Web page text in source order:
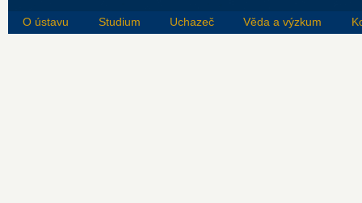
O ústavu Studium Uchazeč Věda a výzkum